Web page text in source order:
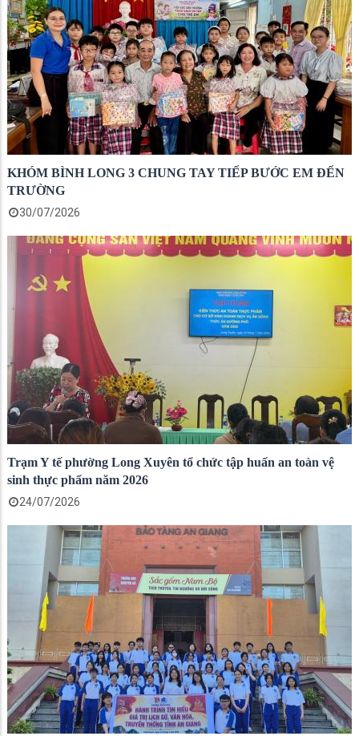
KHÓM BÌNH LONG 3 CHUNG TAY TIẾP BƯỚC EM ĐẾN
TRƯỜNG
30/07/2026
Trạm Y tế phường Long Xuyên tổ chức tập huấn an toàn vệ
sinh thực phẩm năm 2026
24/07/2026